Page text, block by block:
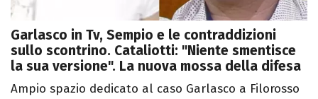
Garlasco in Tv, Sempio e le contraddizioni
sullo scontrino. Cataliotti: "Niente smentisce
la sua versione". La nuova mossa della difesa
Ampio spazio dedicato al caso Garlasco a Filorosso